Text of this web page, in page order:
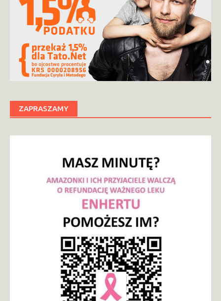
ZAPRASZAMY